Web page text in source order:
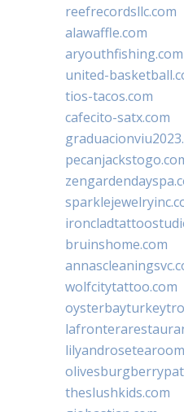
reefrecordsllc.com
alawaffle.com
aryouthfishing.com
united-
tios-tacos.com
cafecito-satx.com
bruinshome.com
wolfcitytattoo.com
theslushkids.com